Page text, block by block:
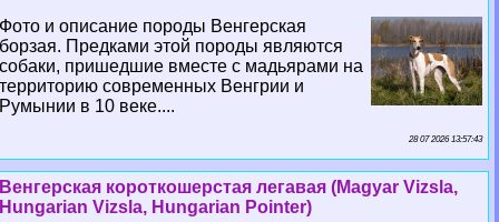
Фото и описание породы Венгерская
борзая. Предками этой породы являются
собаки, пришедшие вместе с мадьярами на
территорию современных Венгрии и
Румынии в 10 веке....
28 07 2026 13:57:43
Венгерская короткошерстая легавая (Magyar Vizsla,
Hungarian Vizsla, Hungarian Pointer)